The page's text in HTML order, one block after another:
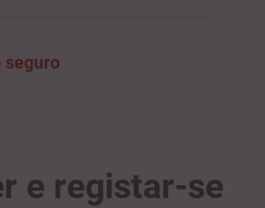
seguro
e registar-se